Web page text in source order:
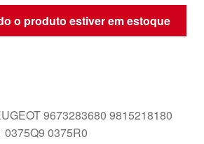
o produto estiver em estoque
9673283680 9815218180
0375Q9 0375R0